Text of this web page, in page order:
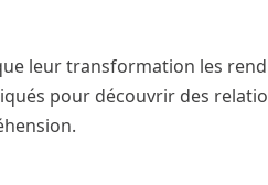
leur transformation les
pour découvrir des